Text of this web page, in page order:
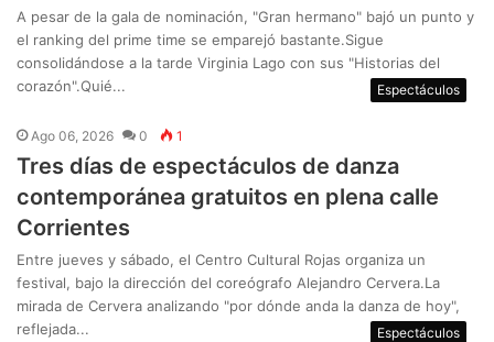
A pesar de la gala de nominación, "Gran hermano" bajó un punto y
el ranking del prime time se emparejó bastante.Sigue
consolidándose a la tarde Virginia Lago con sus "Historias del
corazón".Quié...
Espectáculos
Ago 06, 2026 0 1
Tres días de espectáculos de danza
contemporánea gratuitos en plena calle
Corrientes
Entre jueves y sábado, el Centro Cultural Rojas organiza un
festival, bajo la dirección del coreógrafo Alejandro Cervera.La
mirada de Cervera analizando "por dónde anda la danza de hoy",
reflejada...
Espectáculos